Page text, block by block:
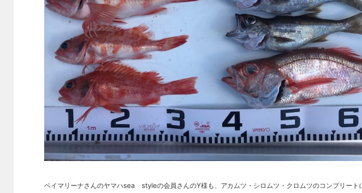
ベイマリーナさんのヤマハsea styleの会員さんのY様も、アカムツ・シロムツ・クロムツのコンプリート